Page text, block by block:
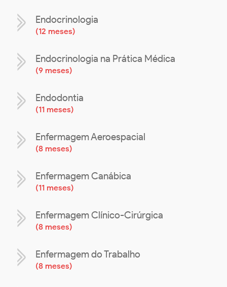
Endocrinologia
(12 meses)
Endocrinologia na Prática Médica
(9 meses)
Endodontia
(11 meses)
Enfermagem Aeroespacial
(8 meses)
Enfermagem Canábica
(11 meses)
Enfermagem Clínico-Cirúrgica
(8 meses)
Enfermagem do Trabalho
(8 meses)